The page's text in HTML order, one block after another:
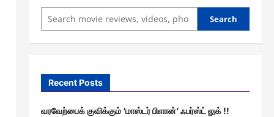
Search
Recent Posts
வரவேற்பைக் குவிக்கும் ‘மாஸ்டர் பிளான்’ ஃபர்ஸ்ட் லுக் !!